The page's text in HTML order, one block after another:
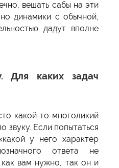
вешать сабы на эти
динамики с обычной,
дадут вполне
Для каких задач
какой-то многоликий
звуку. Если попытаться
у него характер
ответа не
вам нужно, так он и